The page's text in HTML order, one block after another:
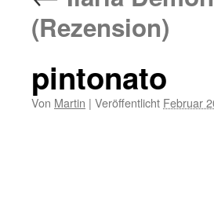
(Rezension)
pintonato
Von Martin | Veröffentlicht Februar